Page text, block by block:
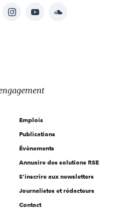
InstagramYouTubeSoundcloud
Emplois
Publications
Évènements
Annuaire des solutions RSE
S'inscrire aux newsletters
Journalistes et rédacteurs
Contact